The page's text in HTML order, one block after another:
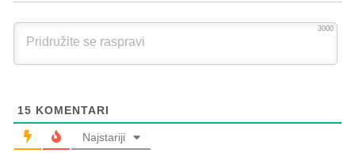
3000
15 KOMENTARI
Najstariji